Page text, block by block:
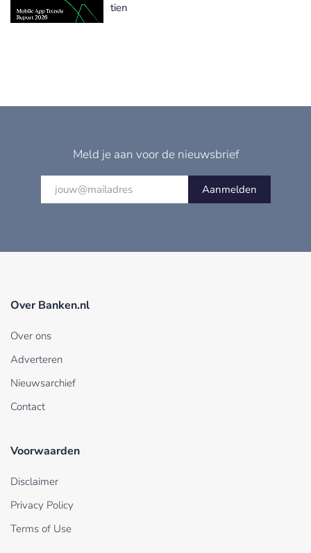
tien
Meld je aan voor de nieuwsbrief
Aanmelden
Over Banken.nl
Over ons
Adverteren
Nieuwsarchief
Contact
Voorwaarden
Disclaimer
Privacy Policy
Terms of Use